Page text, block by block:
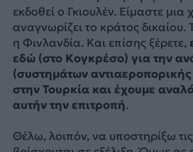
εκδοθεί ο Γκιουλέν. Είμαστε
αναγνωρίζει το κράτος δικαίου.
η Φινλανδία. Και επίσης ξέρετε,
εδώ (στο Κογκρέσο) για την
(συστημάτων
στην Τουρκία και έχουμε
αυτήν την επιτροπή.
Θέλω, λοιπόν, να υποστηρίξω